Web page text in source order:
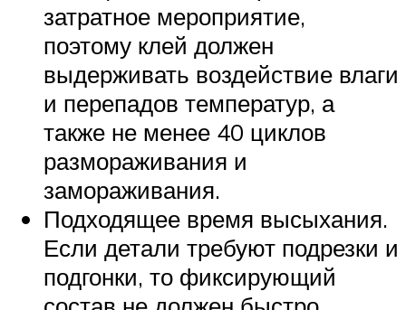
затратное мероприятие,
поэтому клей должен
выдерживать воздействие влаги
и перепадов температур, а
также не менее 40 циклов
размораживания и
замораживания.
Подходящее время высыхания.
Если детали требуют подрезки и
подгонки, то фиксирующий